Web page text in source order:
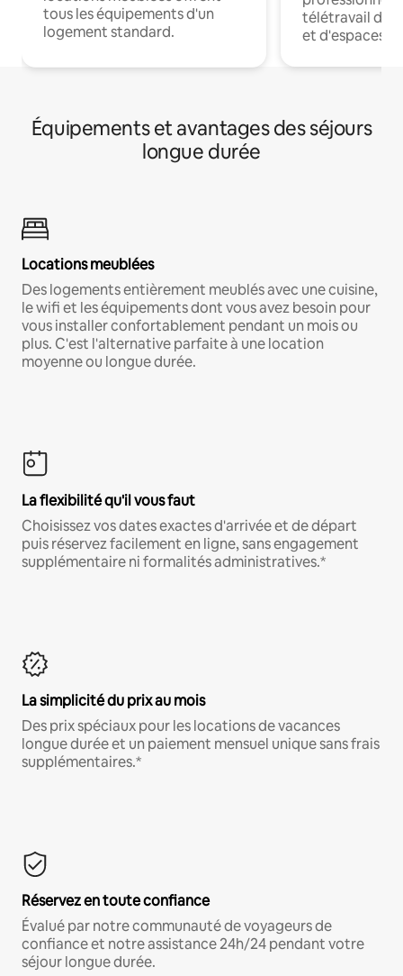
tous les équipements d'un
logement standard.
télétravail
et d'espaces
Équipements et avantages des séjours
longue durée
Locations meublées
Des logements entièrement meublés avec une cuisine,
le wifi et les équipements dont vous avez besoin pour
vous installer confortablement pendant un mois ou
plus. C'est l'alternative parfaite à une location
moyenne ou longue durée.
La flexibilité qu'il vous faut
Choisissez vos dates exactes d'arrivée et de départ
puis réservez facilement en ligne, sans engagement
supplémentaire ni formalités administratives.*
La simplicité du prix au mois
Des prix spéciaux pour les locations de vacances
longue durée et un paiement mensuel unique sans frais
supplémentaires.*
Réservez en toute confiance
Évalué par notre communauté de voyageurs de
confiance et notre assistance 24h/24 pendant votre
séjour longue durée.